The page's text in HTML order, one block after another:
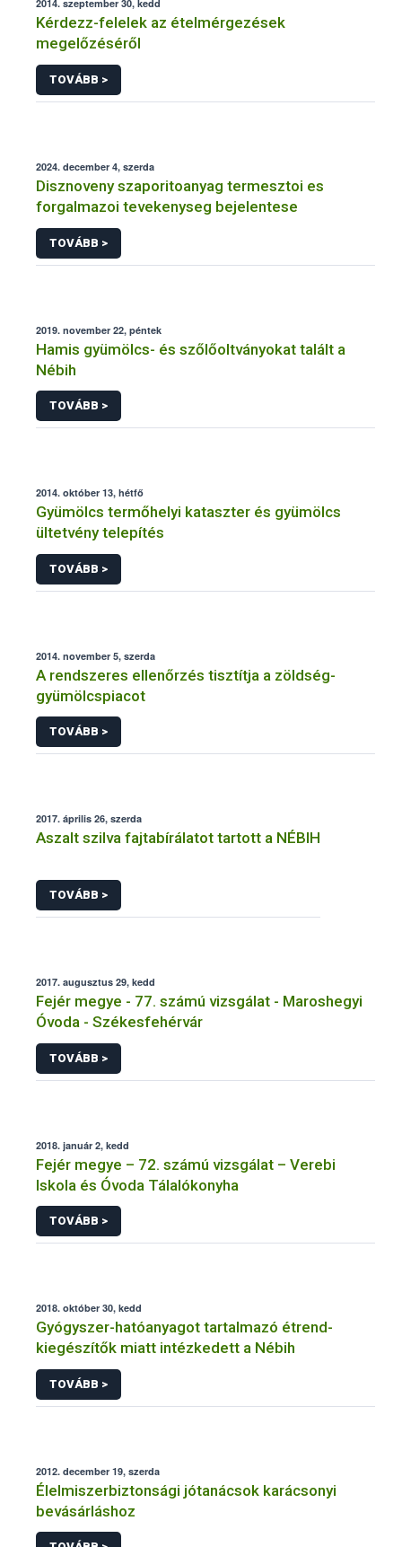
2014. szeptember 30, kedd
Kérdezz-felelek az ételmérgezések
megelőzéséről
TOVÁBB >
2024. december 4, szerda
Disznoveny szaporitoanyag termesztoi es
forgalmazoi tevekenyseg bejelentese
TOVÁBB >
2019. november 22, péntek
Hamis gyümölcs- és szőlőoltványokat talált a
Nébih
TOVÁBB >
2014. október 13, hétfő
Gyümölcs termőhelyi kataszter és gyümölcs
ültetvény telepítés
TOVÁBB >
2014. november 5, szerda
A rendszeres ellenőrzés tisztítja a zöldség-
gyümölcspiacot
TOVÁBB >
2017. április 26, szerda
Aszalt szilva fajtabírálatot tartott a NÉBIH
TOVÁBB >
2017. augusztus 29, kedd
Fejér megye - 77. számú vizsgálat - Maroshegyi
Óvoda - Székesfehérvár
TOVÁBB >
2018. január 2, kedd
Fejér megye – 72. számú vizsgálat – Verebi
Iskola és Óvoda Tálalókonyha
TOVÁBB >
2018. október 30, kedd
Gyógyszer-hatóanyagot tartalmazó étrend-
kiegészítők miatt intézkedett a Nébih
TOVÁBB >
2012. december 19, szerda
Élelmiszerbiztonsági jótanácsok karácsonyi
bevásárláshoz